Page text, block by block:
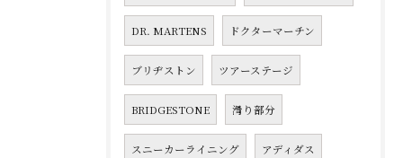
DR. MARTENS ドクターマーチン
ブリヂストン ツアーステージ
BRIDGESTONE 滑り部分
スニーカーライニング アディダス